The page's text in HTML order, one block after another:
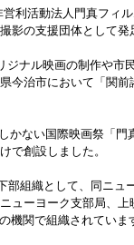
利活動法人門真フィル
影の支援団体として発
ジナル映画の制作や市
今治市において「関
かない国際映画祭「門
で創設しました。
部組織として、同ニュ
ューヨーク支部局、上
機関で組織されていま